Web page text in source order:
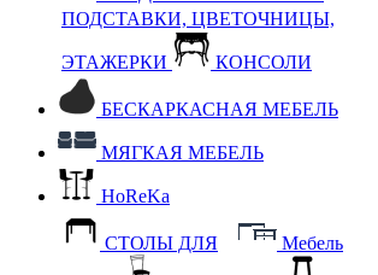
ПОДСТАВКИ, ЦВЕТОЧНИЦЫ,
ЭТАЖЕРКИ КОНСОЛИ
БЕСКАРКАСНАЯ МЕБЕЛЬ
МЯГКАЯ МЕБЕЛЬ
HoReKa
СТОЛЫ ДЛЯ Мебель